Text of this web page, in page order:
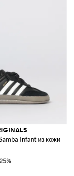
Infant из кожи